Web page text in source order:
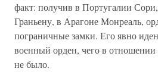
факт: получив в Португалии
Граньену, в Арагоне Монреаль,
пограничные замки. Его явно
военный орден, чего в отношении
не было.